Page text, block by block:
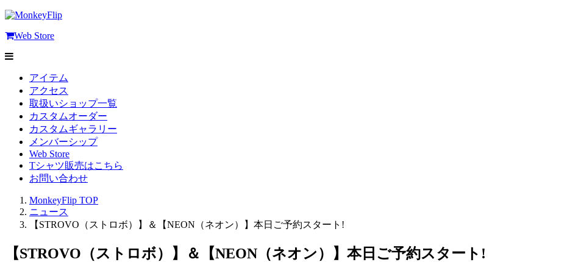
Web Store
アイテム
アクセス
取扱いショップ一覧
カスタムオーダー
カスタムギャラリー
メンバーシップ
Web Store
Tシャツ販売はこちら
お問い合わせ
MonkeyFlip TOP
ニュース
【STROVO（ストロボ）】＆【NEON（ネオン）】本日ご予約スタート!
【STROVO（ストロボ）】＆【NEON（ネオン）】本日ご予約スタート!